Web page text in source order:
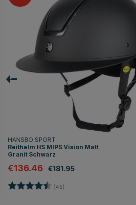
HANSBO SPORT
Reithelm HS MIPS Vision Matt
Granit Schwarz
€136.46 €181.95
Bewertung: (45)